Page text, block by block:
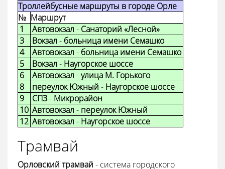
Троллейбусные маршруты в городе Орле
№ Маршрут
1
Автовокзал - Санаторий «Лесной»
3
Вокзал - больница имени Семашко
4
Автовокзал - больница имени Семашко
5
Вокзал - Наугорское шоссе
6
Автовокзал -улица М. Горького
8
переулок Южный - Наугорское шоссе
9
СПЗ- Микрорайон
10 Автовокзал - переулок Южный
12 Автовокзал - Наугорское шоссе
Трамвай
Орловский трамвай - система городского